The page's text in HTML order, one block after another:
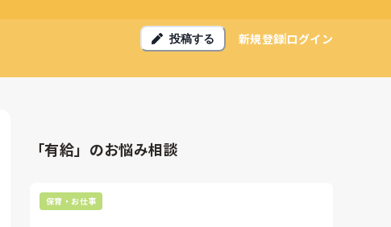
投稿する 新規登録ログイン
「有給」のお悩み相談
保育・お仕事